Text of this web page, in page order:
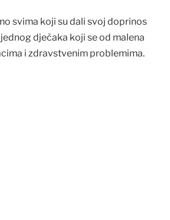
svima koji su dali svoj doprinos
dječaka koji se od malena
i zdravstvenim problemima.